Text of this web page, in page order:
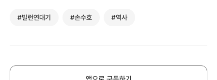
#빌런연대기 #손수호 #역사